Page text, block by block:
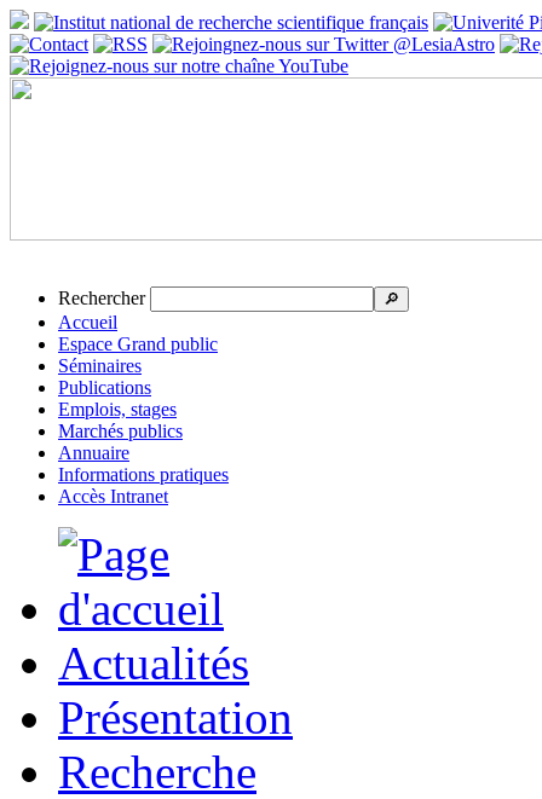
Rechercher 🔎
Accueil
Espace Grand public
Séminaires
Publications
Emplois, stages
Marchés publics
Annuaire
Informations pratiques
Accès Intranet
Actualités
Présentation
Recherche